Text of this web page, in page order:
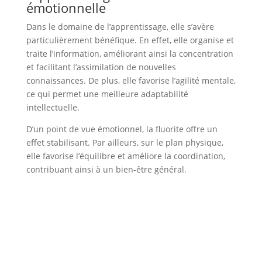
émotionnelle
Dans le domaine de l’apprentissage, elle s’avère
particulièrement bénéfique. En effet, elle organise et
traite l’information, améliorant ainsi la concentration
et facilitant l’assimilation de nouvelles
connaissances. De plus, elle favorise l’agilité mentale,
ce qui permet une meilleure adaptabilité
intellectuelle.
D’un point de vue émotionnel, la fluorite offre un
effet stabilisant. Par ailleurs, sur le plan physique,
elle favorise l’équilibre et améliore la coordination,
contribuant ainsi à un bien-être général.